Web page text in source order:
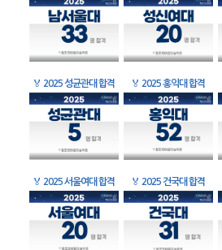
🏅 2025 성균관대 합격 🏅 2025 홍익대 합격
🏅 2025 서울여대 합격 🏅 2025 건국대 합격